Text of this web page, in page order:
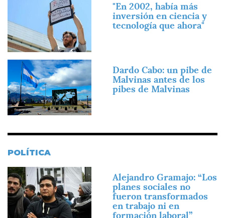
"En 2002, había más
inversión en ciencia y
tecnología que ahora"
Imagen
Dardo Cabo: un pibe de
Malvinas antes de los
pibes de Malvinas
POLÍTICA
Imagen
Alejandro Gramajo: “Los
planes sociales no
fueron transformados
en trabajo ni en
formación laboral”